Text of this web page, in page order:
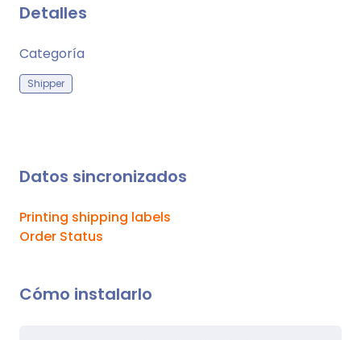
Detalles
Categoría
Shipper
Datos sincronizados
Printing shipping labels
Order Status
Cómo instalarlo